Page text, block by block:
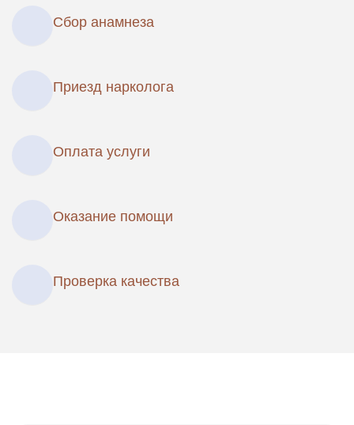
Сбор анамнеза
Приезд нарколога
Оплата услуги
Оказание помощи
Проверка качества